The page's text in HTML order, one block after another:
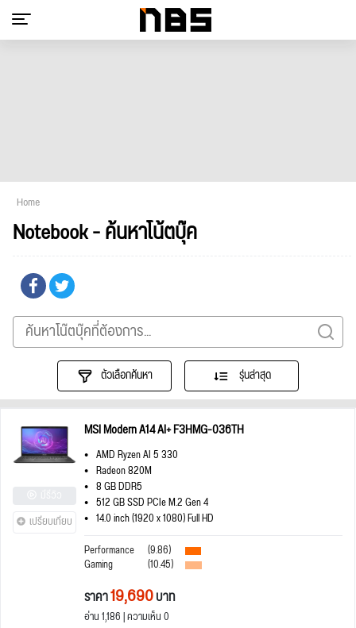
Home
Notebook - ค้นหาโน้ตบุ๊ค
ตัวเลือกค้นหา รุ่นล่าสุด
เปรียบเทียบ
MSI Modern A14 AI+ F3HMG-036TH
AMD Ryzen AI 5 330
Radeon 820M
8 GB DDR5
512 GB SSD PCIe M.2 Gen 4
14.0 inch (1920 x 1080) Full HD
Performance
(9.86)
Gaming (10.45)
ราคา19,690บาท
อ่าน 1,186 | ความเห็น 0